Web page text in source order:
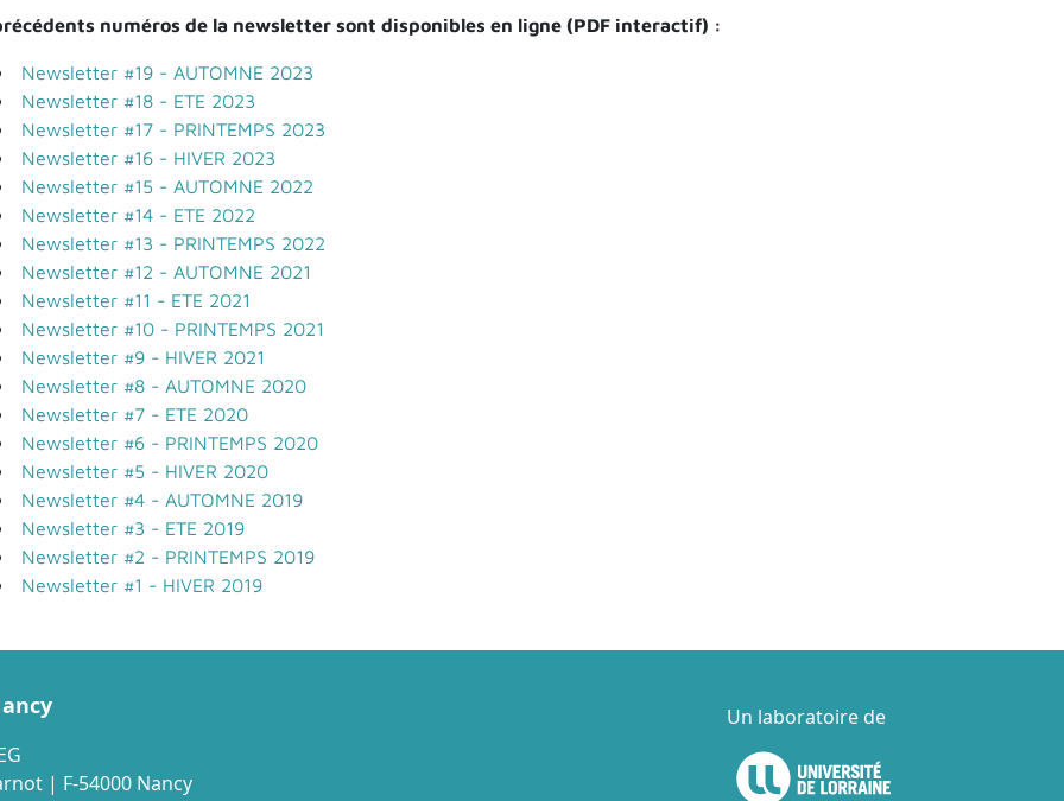
numéros de la newsletter sont disponibles en ligne (PDF interactif) :
Newsletter #19 - AUTOMNE 2023
Newsletter #18 - ETE 2023
Newsletter #17 - PRINTEMPS 2023
Newsletter #16 - HIVER 2023
Newsletter #15 - AUTOMNE 2022
Newsletter #14 - ETE 2022
Newsletter #13 - PRINTEMPS 2022
Newsletter #12 - AUTOMNE 2021
Newsletter #11 - ETE 2021
Newsletter #10 - PRINTEMPS 2021
Newsletter #9 - HIVER 2021
Newsletter #8 - AUTOMNE 2020
Newsletter #7 - ETE 2020
Newsletter #6 - PRINTEMPS 2020
Newsletter #5 - HIVER 2020
Newsletter #4 - AUTOMNE 2019
Newsletter #3 - ETE 2019
Newsletter #2 - PRINTEMPS 2019
Newsletter #1 - HIVER 2019
| F-54000 Nancy
Un laboratoire de